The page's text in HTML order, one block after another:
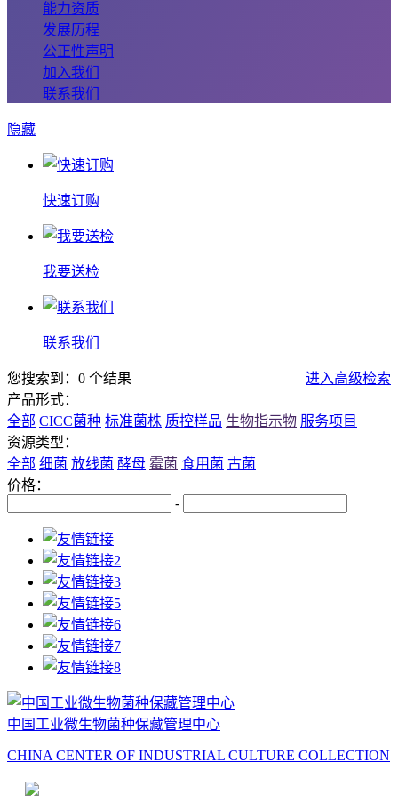
能力资质
发展历程
公正性声明
加入我们
联系我们
隐藏
快速订购
我要送检
联系我们
您搜索到：0 个结果
进入高级检索
产品形式：
全部 CICC菌种 标准菌株 质控样品 生物指示物 服务项目
资源类型：
全部 细菌 放线菌 酵母 霉菌 食用菌 古菌
价格：
-
中国工业微生物菌种保藏管理中心
CHINA CENTER OF INDUSTRIAL CULTURE COLLECTION